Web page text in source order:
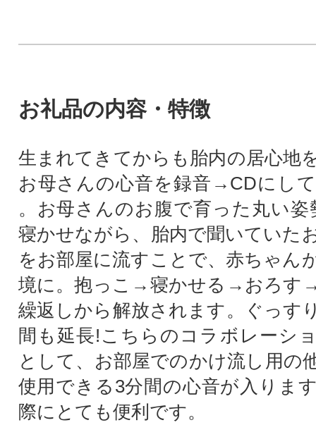
お礼品の内容・特徴
生まれてきてからも胎内の居心地
お母さんの心音を録音→CDにし
。お母さんのお腹で育った丸い
寝かせながら、胎内で聞いていた
をお部屋に流すことで、赤ちゃん
境に。抱っこ→寝かせる→おろす
繰返しから解放されます。ぐっす
間も延長!こちらのコラボレーシ
として、お部屋でのかけ流し用の
使用できる3分間の心音が入りま
際にとても便利です。